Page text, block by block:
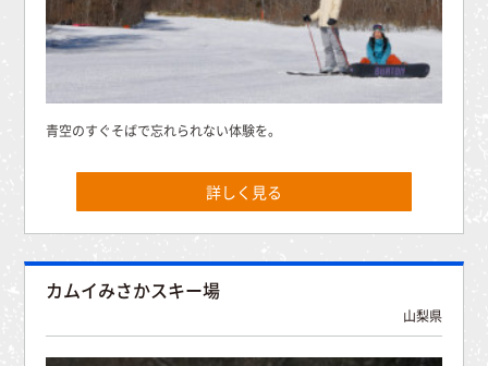
青空のすぐそばで忘れられない体験を。
詳しく見る
カムイみさかスキー場
山梨県